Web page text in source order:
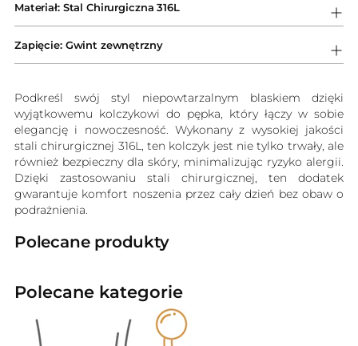
do
koszyka
Materiał: Stal Chirurgiczna 316L
Zapięcie: Gwint zewnętrzny
Podkreśl swój styl niepowtarzalnym blaskiem dzięki
wyjątkowemu kolczykowi do pępka, który łączy w sobie
elegancję i nowoczesność. Wykonany z wysokiej jakości
stali chirurgicznej 316L, ten kolczyk jest nie tylko trwały, ale
również bezpieczny dla skóry, minimalizując ryzyko alergii.
Dzięki zastosowaniu stali chirurgicznej, ten dodatek
gwarantuje komfort noszenia przez cały dzień bez obaw o
podrażnienia.
Polecane produkty
Polecane kategorie